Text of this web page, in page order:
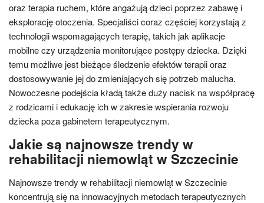
oraz terapia ruchem, które angażują dzieci poprzez zabawę i
eksplorację otoczenia. Specjaliści coraz częściej korzystają z
technologii wspomagających terapię, takich jak aplikacje
mobilne czy urządzenia monitorujące postępy dziecka. Dzięki
temu możliwe jest bieżące śledzenie efektów terapii oraz
dostosowywanie jej do zmieniających się potrzeb malucha.
Nowoczesne podejścia kładą także duży nacisk na współpracę
z rodzicami i edukację ich w zakresie wspierania rozwoju
dziecka poza gabinetem terapeutycznym.
Jakie są najnowsze trendy w
rehabilitacji niemowląt w Szczecinie
Najnowsze trendy w rehabilitacji niemowląt w Szczecinie
koncentrują się na innowacyjnych metodach terapeutycznych